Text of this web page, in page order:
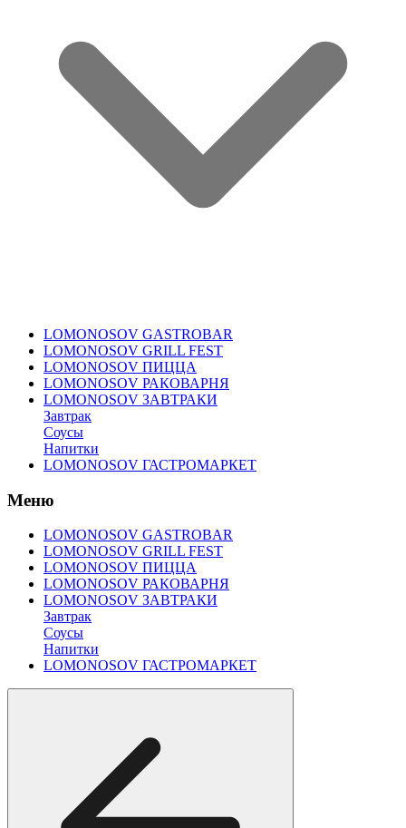
LOMONOSOV GASTROBAR
LOMONOSOV GRILL FEST
LOMONOSOV ПИЦЦА
LOMONOSOV РАКОВАРНЯ
LOMONOSOV ЗАВТРАКИ
Завтрак
Соусы
Напитки
LOMONOSOV ГАСТРОМАРКЕТ
Меню
LOMONOSOV GASTROBAR
LOMONOSOV GRILL FEST
LOMONOSOV ПИЦЦА
LOMONOSOV РАКОВАРНЯ
LOMONOSOV ЗАВТРАКИ
Завтрак
Соусы
Напитки
LOMONOSOV ГАСТРОМАРКЕТ